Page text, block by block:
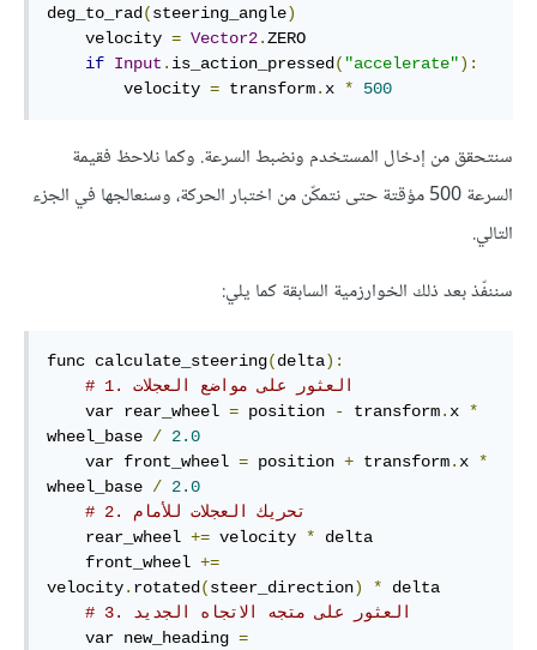
deg_to_rad(steering_angle)
    velocity
= Vector2.ZERO
if Input . is_action_pressed( "accelerate"):
        velocity
= transform. x * 500
سنتحقق من إدخال المستخدم ونضبط السرعة. وكما نلاحظ فقيمة
السرعة 500 مؤقتة حتى نتمكّن من اختبار الحركة، وسنعالجها في الجزء
التالي.
سننفّذ بعد ذلك الخوارزمية السابقة كما يلي:
func calculate_steering(delta):
# 1. العثور على مواضع العجلات
    var rear_wheel
= position - transform. x *
wheel_base / 2.0
    var front_wheel
= position + transform. x *
wheel_base / 2.0
# 2. تحريك العجلات للأمام
    rear_wheel
+= velocity * delta
    front_wheel
+=
velocity. rotated(steer_direction) * delta
# 3. العثور على متجه الاتجاه الجديد
    var new_heading
=